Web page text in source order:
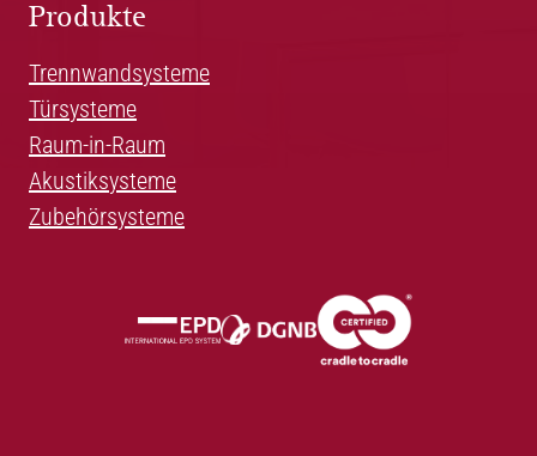
Produkte
Trennwandsysteme
Türsysteme
Raum-in-Raum
Akustiksysteme
Zubehörsysteme